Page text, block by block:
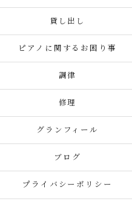
貸し出し
ピアノに関するお困り事
調律
修理
グランフィール
ブログ
プライバシーポリシー